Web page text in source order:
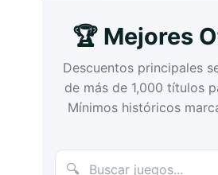
🏆 Mejores
Descuentos principales
de más de 1,000 títulos
Mínimos históricos
🔍